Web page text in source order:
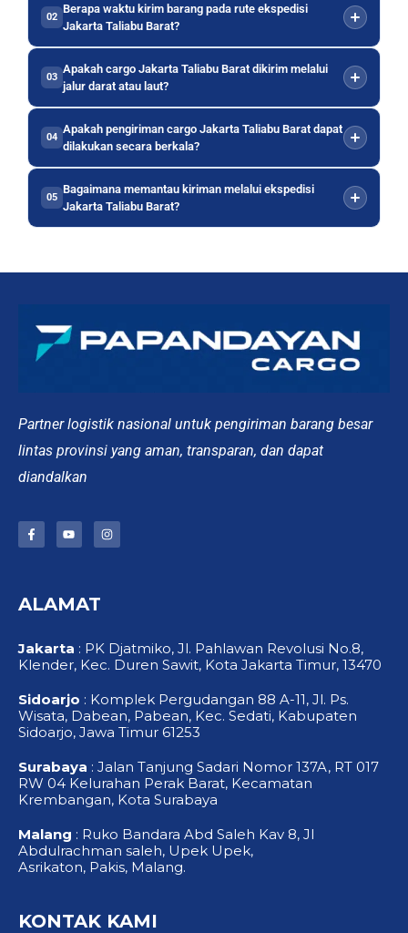
02
Berapa waktu kirim barang pada rute ekspedisi
Jakarta Taliabu Barat?
03
Apakah cargo Jakarta Taliabu Barat dikirim melalui
jalur darat atau laut?
04
Apakah pengiriman cargo Jakarta Taliabu Barat dapat
dilakukan secara berkala?
05
Bagaimana memantau kiriman melalui ekspedisi
Jakarta Taliabu Barat?
Partner logistik nasional untuk pengiriman barang besar
lintas provinsi yang aman, transparan, dan dapat
diandalkan
F
a
o
o
Y
o
b
e
I
n
ALAMAT
Jakarta : PK Djatmiko, Jl. Pahlawan Revolusi No.8,
Klender, Kec. Duren Sawit, Kota Jakarta Timur, 13470
Sidoarjo : Komplek Pergudangan 88 A-11, Jl. Ps.
Wisata, Dabean, Pabean, Kec. Sedati, Kabupaten
Sidoarjo, Jawa Timur 61253
Surabaya : Jalan Tanjung Sadari Nomor 137A, RT 017
RW 04 Kelurahan Perak Barat, Kecamatan
Krembangan, Kota Surabaya
Malang : Ruko Bandara Abd Saleh Kav 8, Jl
Abdulrachman saleh, Upek Upek,
Asrikaton, Pakis, Malang.
KONTAK KAMI